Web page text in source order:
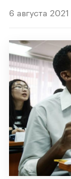
6 августа 2021